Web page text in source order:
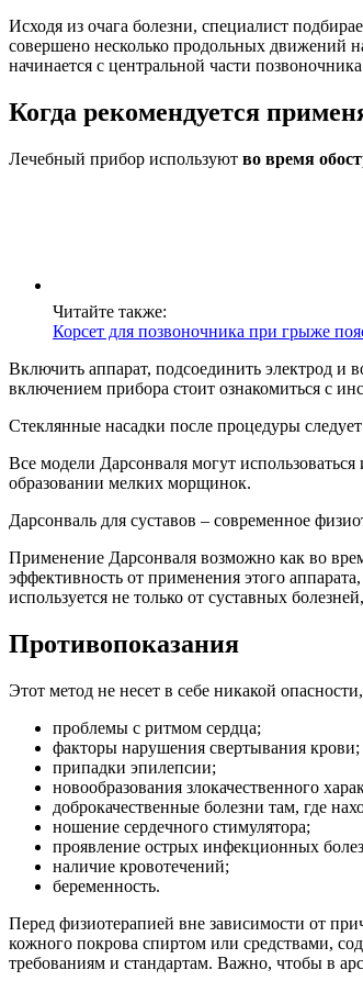
Исходя из очага болезни, специалист
совершено несколько продольных движений
начинается с центральной части
Когда рекомендуется
Лечебный прибор используют во время
Читайте также:
Корсет для позвоночника при грыже
Включить аппарат, подсоединить электрод
включением прибора стоит ознакомиться с
Стеклянные насадки после процедуры
Все модели Дарсонваля могут
образовании мелких морщинок.
Дарсонваль для суставов – современное
Применение Дарсонваля возможно как во
эффективность от применения этого
используется не только от суставных
Противопоказания
Этот метод не несет в себе никакой
проблемы с ритмом сердца;
факторы нарушения свертывания крови;
припадки эпилепсии;
новообразования злокачественного
доброкачественные болезни там, где
ношение сердечного стимулятора;
проявление острых инфекционных
наличие кровотечений;
беременность.
Перед физиотерапией вне зависимости от
кожного покрова спиртом или средствами,
требованиям и стандартам. Важно, чтобы в